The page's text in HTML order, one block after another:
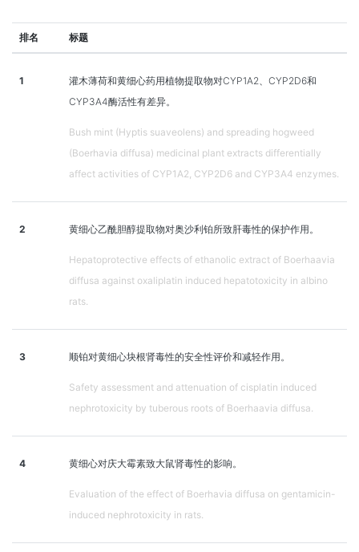
排名 标题
1
灌木薄荷和黄细心药用植物提取物对CYP1A2、CYP2D6和
CYP3A4酶活性有差异。
Bush mint (Hyptis suaveolens) and spreading hogweed
(Boerhavia diffusa) medicinal plant extracts differentially
affect activities of CYP1A2, CYP2D6 and CYP3A4 enzymes.
2 黄细心乙酰胆醇提取物对奥沙利铂所致肝毒性的保护作用。
Hepatoprotective effects of ethanolic extract of Boerhaavia
diffusa against oxaliplatin induced hepatotoxicity in albino
rats.
3 顺铂对黄细心块根肾毒性的安全性评价和减轻作用。
Safety assessment and attenuation of cisplatin induced
nephrotoxicity by tuberous roots of Boerhaavia diffusa.
4 黄细心对庆大霉素致大鼠肾毒性的影响。
Evaluation of the effect of Boerhavia diffusa on gentamicin-
induced nephrotoxicity in rats.